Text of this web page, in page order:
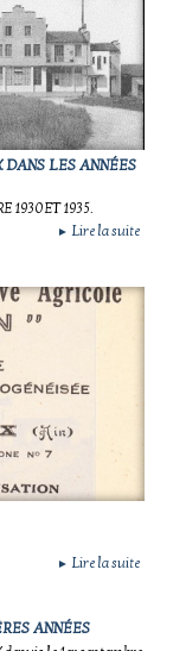
LES ANNÉES
1930 ET 1935.
► Lire la suite
► Lire la suite
ANNÉES